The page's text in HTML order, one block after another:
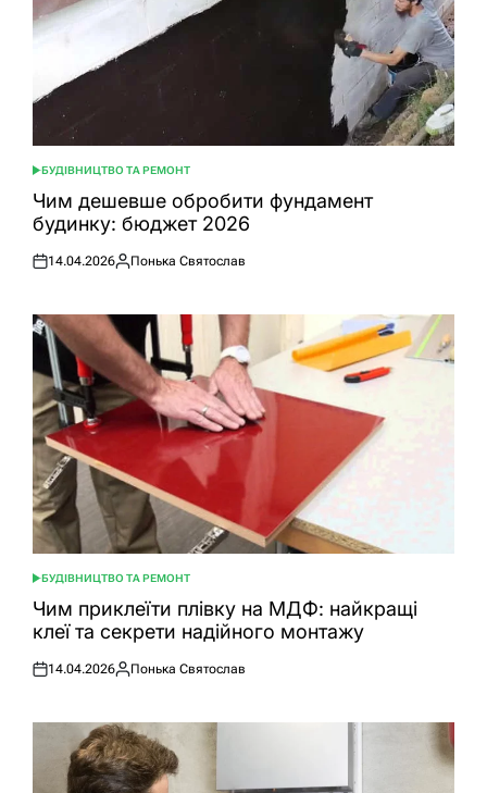
ОПУБЛІКУВАТИ
У
БУДІВНИЦТВО ТА РЕМОНТ
Чим дешевше обробити фундамент
будинку: бюджет 2026
Оприлюднено
14.04.2026
Опубліковано
Понька Святослав
ОПУБЛІКУВАТИ
У
БУДІВНИЦТВО ТА РЕМОНТ
Чим приклеїти плівку на МДФ: найкращі
клеї та секрети надійного монтажу
Оприлюднено
14.04.2026
Опубліковано
Понька Святослав